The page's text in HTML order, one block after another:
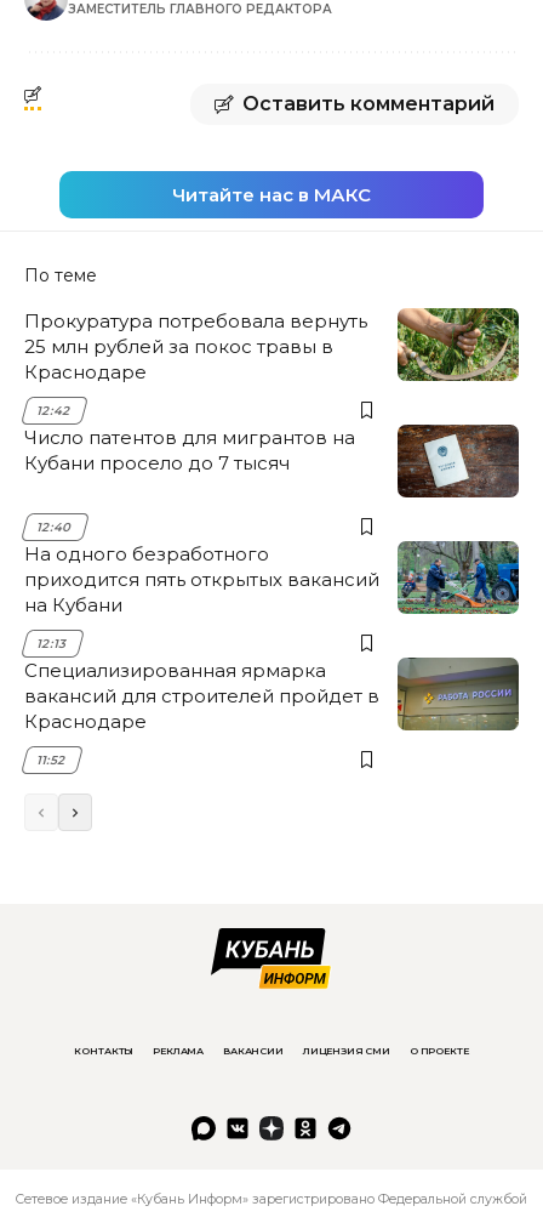
ЗАМЕСТИТЕЛЬ ГЛАВНОГО РЕДАКТОРА
Оставить комментарий
Читайте нас в МАКС
По теме
Прокуратура потребовала вернуть
25 млн рублей за покос травы в
Краснодаре
12:42
Число патентов для мигрантов на
Кубани просело до 7 тысяч
12:40
На одного безработного
приходится пять открытых вакансий
на Кубани
12:13
Специализированная ярмарка
вакансий для строителей пройдет в
Краснодаре
11:52
КОНТАКТЫ РЕКЛАМА ВАКАНСИИ ЛИЦЕНЗИЯ СМИ О ПРОЕКТЕ
Сетевое издание «Кубань Информ» зарегистрировано Федеральной службой